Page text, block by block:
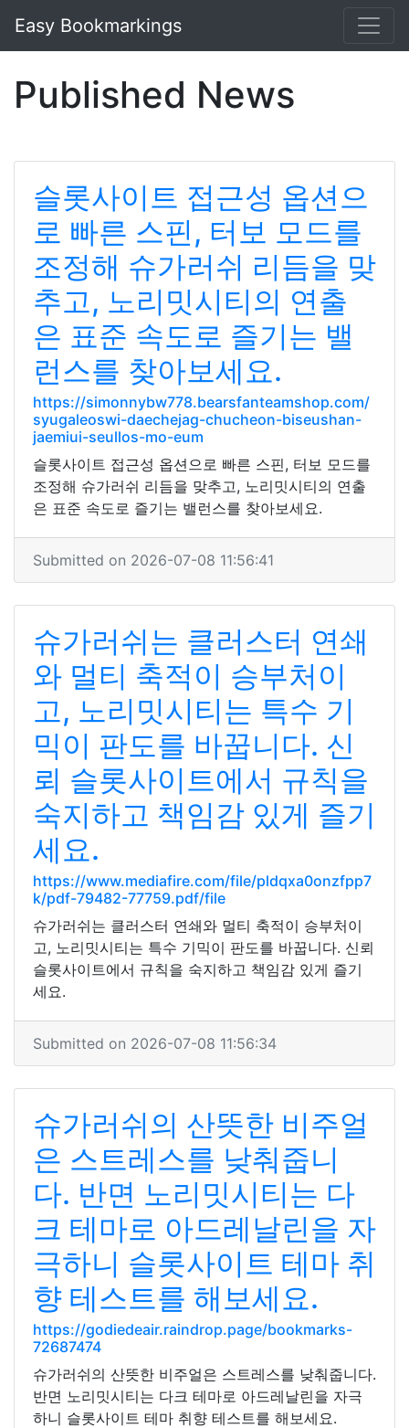
Easy Bookmarkings
Published News
슬롯사이트 접근성 옵션으
로 빠른 스핀, 터보 모드를
조정해 슈가러쉬 리듬을 맞
추고, 노리밋시티의 연출
은 표준 속도로 즐기는 밸
런스를 찾아보세요.
https://simonnybw778.bearsfanteamshop.com/
syugaleoswi-daechejag-chucheon-biseushan-
jaemiui-seullos-mo-eum
슬롯사이트 접근성 옵션으로 빠른 스핀, 터보 모드를
조정해 슈가러쉬 리듬을 맞추고, 노리밋시티의 연출
은 표준 속도로 즐기는 밸런스를 찾아보세요.
Submitted on 2026-07-08 11:56:41
슈가러쉬는 클러스터 연쇄
와 멀티 축적이 승부처이
고, 노리밋시티는 특수 기
믹이 판도를 바꿉니다. 신
뢰 슬롯사이트에서 규칙을
숙지하고 책임감 있게 즐기
세요.
https://www.mediafire.com/file/pldqxa0onzfpp7
k/pdf-79482-77759.pdf/file
슈가러쉬는 클러스터 연쇄와 멀티 축적이 승부처이
고, 노리밋시티는 특수 기믹이 판도를 바꿉니다. 신뢰
슬롯사이트에서 규칙을 숙지하고 책임감 있게 즐기
세요.
Submitted on 2026-07-08 11:56:34
슈가러쉬의 산뜻한 비주얼
은 스트레스를 낮춰줍니
다. 반면 노리밋시티는 다
크 테마로 아드레날린을 자
극하니 슬롯사이트 테마 취
향 테스트를 해보세요.
https://godiedeair.raindrop.page/bookmarks-
72687474
슈가러쉬의 산뜻한 비주얼은 스트레스를 낮춰줍니다.
반면 노리밋시티는 다크 테마로 아드레날린을 자극
하니 슬롯사이트 테마 취향 테스트를 해보세요.